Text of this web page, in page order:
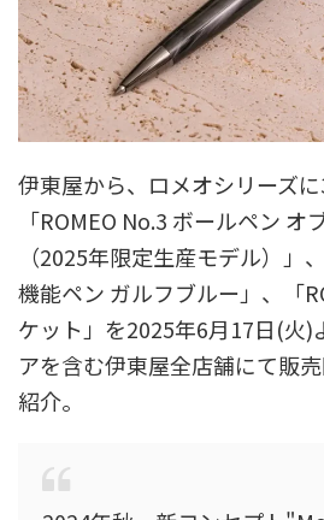
伊東屋から、ロメオシリーズ
「ROMEO No.3 ボールペン オ
（2025年限定生産モデル）」
機能ペン ガルフブルー」、「
ケット」を2025年6月17日(火)
アを含む伊東屋全店舗にて販
紹介。